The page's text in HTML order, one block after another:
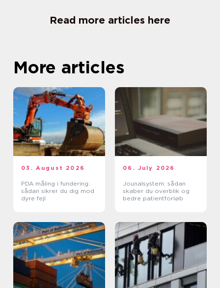
Read more articles here
More articles
03. August 2026
PDA måling i fundering:
sådan sikrer du dig mod
dyre fejl
06. July 2026
Jounalsystem: sådan
skaber du overblik og
bedre patientforløb